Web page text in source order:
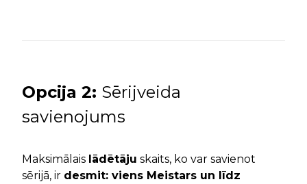
Opcija 2: Sērijveida
savienojums
Maksimālais lādētāju skaits, ko var savienot
sērijā, ir desmit: viens Meistars un līdz